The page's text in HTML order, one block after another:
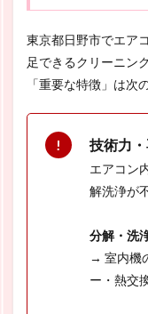
東京都日野市でエア
足できるクリーニン
「重要な特徴」は次
技術力
エアコン
解洗浄が
分解・洗
→ 室内機
ー・熱交